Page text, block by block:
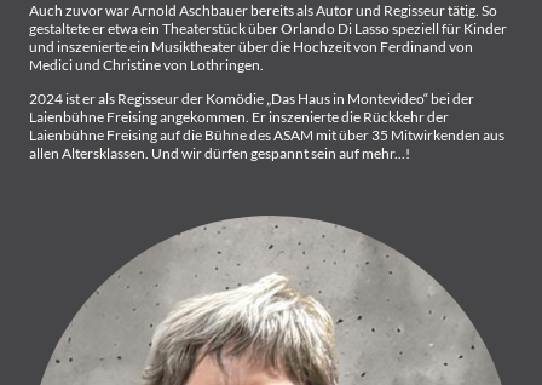
Auch zuvor war Arnold Aschbauer bereits als Autor und Regisseur tätig. So
gestaltete er etwa ein Theaterstück über Orlando Di Lasso speziell für Kinder
und inszenierte ein Musiktheater über die Hochzeit von Ferdinand von
Medici und Christine von Lothringen.
2024 ist er als Regisseur der Komödie „Das Haus in Montevideo“ bei der
Laienbühne Freising angekommen. Er inszenierte die Rückkehr der
Laienbühne Freising auf die Bühne des ASAM mit über 35 Mitwirkenden aus
allen Altersklassen. Und wir dürfen gespannt sein auf mehr...!